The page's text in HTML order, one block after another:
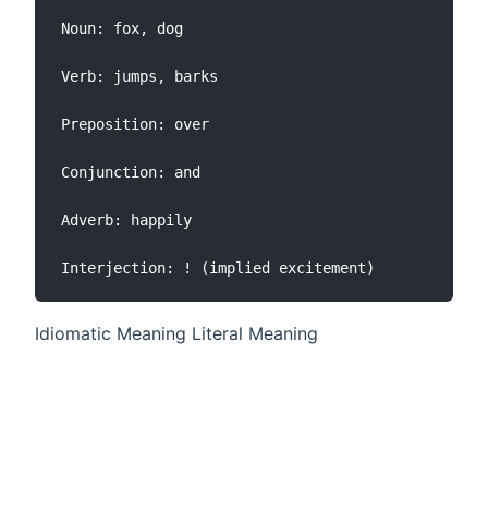
Noun: fox, dog
Verb: jumps, barks
Preposition: over
Conjunction: and
Adverb: happily
​​Idiomatic Meaning Literal Meaning